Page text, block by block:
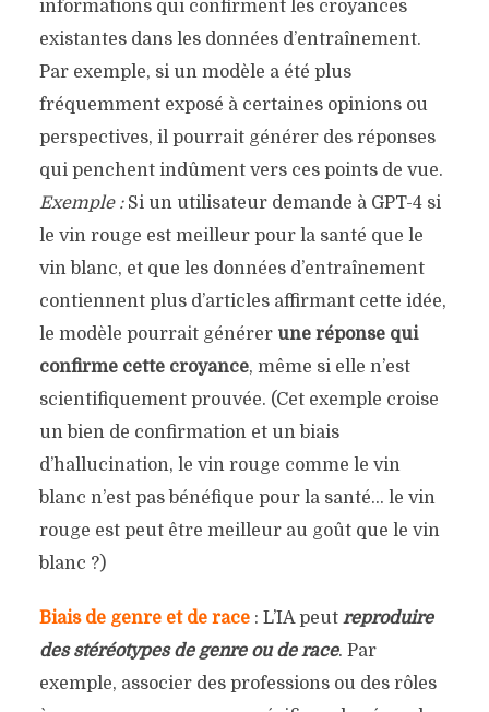
informations qui confirment les croyances
existantes dans les données d’entraînement.
Par exemple, si un modèle a été plus
fréquemment exposé à certaines opinions ou
perspectives, il pourrait générer des réponses
qui penchent indûment vers ces points de vue.
Exemple :Si un utilisateur demande à GPT-4 si
le vin rouge est meilleur pour la santé que le
vin blanc, et que les données d’entraînement
contiennent plus d’articles affirmant cette idée,
le modèle pourrait générer une réponse qui
confirme cette croyance, même si elle n’est
scientifiquement prouvée. (Cet exemple croise
un bien de confirmation et un biais
d’hallucination, le vin rouge comme le vin
blanc n’est pas bénéfique pour la santé… le vin
rouge est peut être meilleur au goût que le vin
blanc ?)
Biais de genre et de race: L’IA peut reproduire
des stéréotypes de genre ou de race. Par
exemple, associer des professions ou des rôles